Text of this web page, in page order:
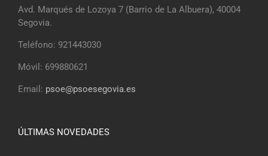
Avd. Marqués de Lozoya 7 (Barrio de La Albuera), 40004
Segovia.
Teléfono: 921443030
Móvil: 699880621
Email: psoe@psoesegovia.es
ÚLTIMAS NOVEDADES